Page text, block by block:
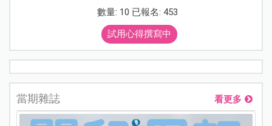
數量: 10 已報名: 453
試用心得撰寫中
當期雜誌 看更多